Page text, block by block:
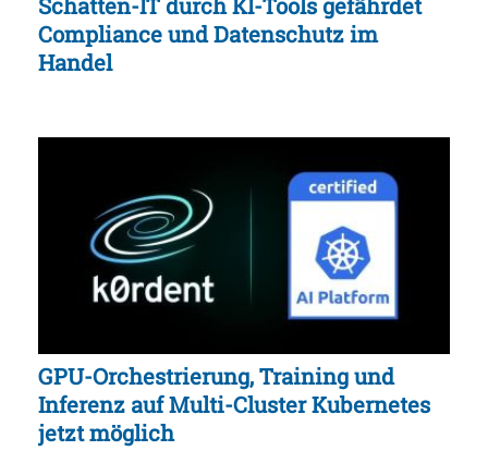
Compliance und Datenschutz im
Handel
GPU-Orchestrierung, Training und
Inferenz auf Multi-Cluster Kubernetes
jetzt möglich